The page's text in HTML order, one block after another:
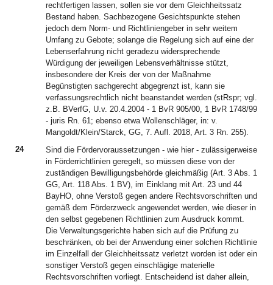
rechtfertigen lassen, sollen sie vor dem Gleichheitssatz
Bestand haben. Sachbezogene Gesichtspunkte stehen
jedoch dem Norm- und Richtliniengeber in sehr weitem
Umfang zu Gebote; solange die Regelung sich auf eine der
Lebenserfahrung nicht geradezu widersprechende
Würdigung der jeweiligen Lebensverhältnisse stützt,
insbesondere der Kreis der von der Maßnahme
Begünstigten sachgerecht abgegrenzt ist, kann sie
verfassungsrechtlich nicht beanstandet werden (stRspr; vgl.
z.B. BVerfG, U.v. 20.4.2004 - 1 BvR 905/00, 1 BvR 1748/99
- juris Rn. 61; ebenso etwa Wollenschläger, in: v.
Mangoldt/Klein/Starck, GG, 7. Aufl. 2018, Art. 3 Rn. 255).
24
Sind die Fördervoraussetzungen - wie hier - zulässigerweise
in Förderrichtlinien geregelt, so müssen diese von der
zuständigen Bewilligungsbehörde gleichmäßig (Art. 3 Abs. 1
GG, Art. 118 Abs. 1 BV), im Einklang mit Art. 23 und 44
BayHO, ohne Verstoß gegen andere Rechtsvorschriften und
gemäß dem Förderzweck angewendet werden, wie dieser in
den selbst gegebenen Richtlinien zum Ausdruck kommt.
Die Verwaltungsgerichte haben sich auf die Prüfung zu
beschränken, ob bei der Anwendung einer solchen Richtlinie
im Einzelfall der Gleichheitssatz verletzt worden ist oder ein
sonstiger Verstoß gegen einschlägige materielle
Rechtsvorschriften vorliegt. Entscheidend ist daher allein,